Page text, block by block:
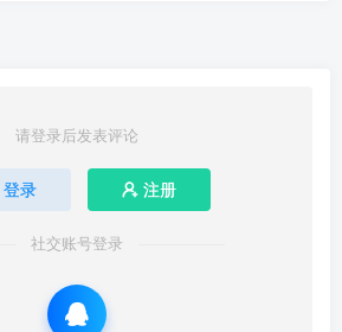
请登录后发表评论
登录 注册
社交账号登录